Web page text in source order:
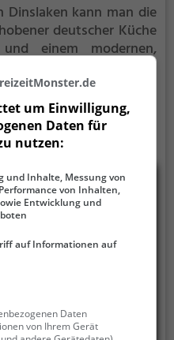
Dinslaken kann man die
deutscher Küche
einem modernen,
Hier erlebt man
Spezialitäten, die
werden. Die
darunter köstliche
offen. Auch gesunde
in die entspannte
spüre die herzliche
lasse dich von den
unvergessliches Erlebnis
um Einwilligung,
Daten für
nutzen:
und Inhalte, Messung von
von Inhalten,
Entwicklung und
auf Informationen auf
Daten
von Ihrem Gerät